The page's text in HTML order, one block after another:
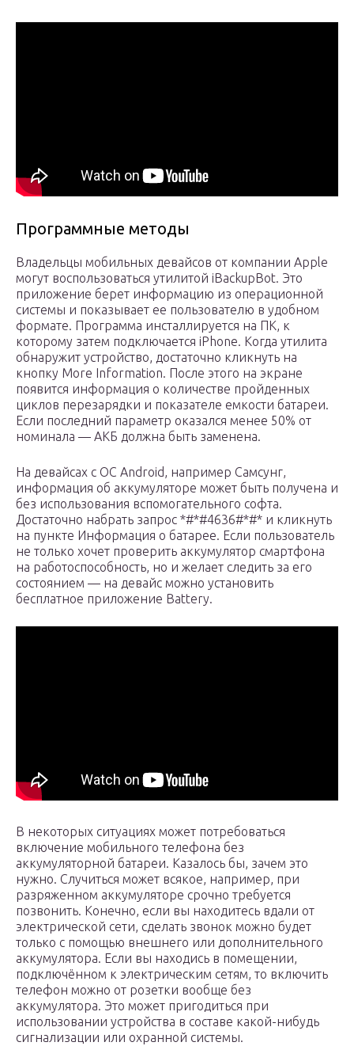
Программные методы
Владельцы мобильных девайсов от компании Apple
могут воспользоваться утилитой iBackupBot. Это
приложение берет информацию из операционной
системы и показывает ее пользователю в удобном
формате. Программа инсталлируется на ПК, к
которому затем подключается iPhone. Когда утилита
обнаружит устройство, достаточно кликнуть на
кнопку More Information. После этого на экране
появится информация о количестве пройденных
циклов перезарядки и показателе емкости батареи.
Если последний параметр оказался менее 50% от
номинала — АКБ должна быть заменена.
На девайсах с ОС Android, например Самсунг,
информация об аккумуляторе может быть получена и
без использования вспомогательного софта.
Достаточно набрать запрос *#*#4636#*#* и кликнуть
на пункте Информация о батарее. Если пользователь
не только хочет проверить аккумулятор смартфона
на работоспособность, но и желает следить за его
состоянием — на девайс можно установить
бесплатное приложение Battery.
В некоторых ситуациях может потребоваться
включение мобильного телефона без
аккумуляторной батареи. Казалось бы, зачем это
нужно. Случиться может всякое, например, при
разряженном аккумуляторе срочно требуется
позвонить. Конечно, если вы находитесь вдали от
электрической сети, сделать звонок можно будет
только с помощью внешнего или дополнительного
аккумулятора. Если вы находись в помещении,
подключённом к электрическим сетям, то включить
телефон можно от розетки вообще без
аккумулятора. Это может пригодиться при
использовании устройства в составе какой-нибудь
сигнализации или охранной системы.